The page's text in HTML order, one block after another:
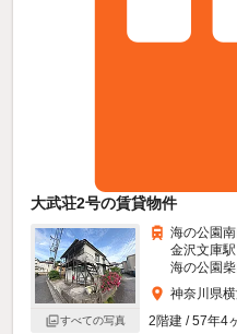
大武荘2号の賃貸物件
すべての写真
海の公園
金沢文庫
海の公園
神奈川県
2階建 / 57年4